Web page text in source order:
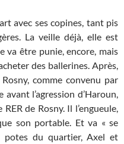
avec ses copines, tant pis
La veille déjà, elle est
va être punie, encore, mais
des ballerines. Après,
comme convenu par
l’agression d’Haroun,
de Rosny. Il l’engueule,
son portable. Et va « se
potes du quartier, Axel et